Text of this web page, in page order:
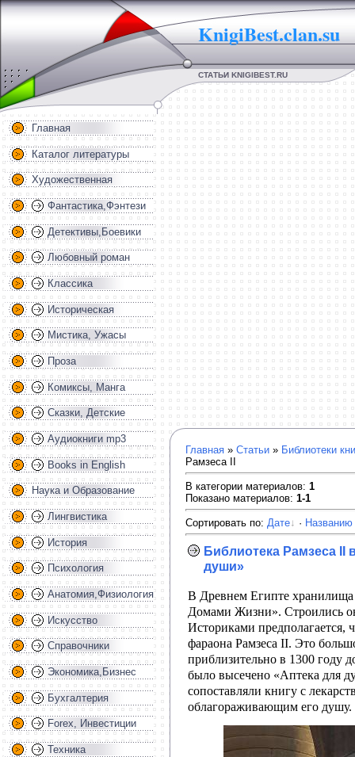
KnigiBest.clan.su
СТАТЬИ KNIGIBEST.RU
Главная
Каталог литературы
Художественная
Фантастика,Фэнтези
Детективы,Боевики
Любовный роман
Классика
Историческая
Мистика, Ужасы
Проза
Комиксы, Манга
Сказки, Детские
Аудиокниги mp3
Books in English
Наука и Образование
Лингвистика
История
Психология
Анатомия,Физиология
Искусство
Справочники
Экономика,Бизнес
Бухгалтерия
Forex, Инвестиции
Техника
Главная » Статьи » Библиотеки
Рамзеса II
В категории материалов: 1
Показано материалов: 1-1
Сортировать по: Дате · Названию
Библиотека Рамзеса II
души»
В Древнем Египте
Домами Жизни». Строились
Историками предполагается,
фараона Рамзеса II. Это
приблизительно в 1300 году
было высечено «Аптека для
сопоставляли книгу с
облагораживающим его душу.